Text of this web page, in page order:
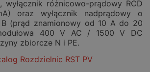
wyłącznik różnicowo-prądowy RCD
oraz wyłącznik nadprądowy o
(prąd znamionowy od 10 A do 20
400 V AC / 1500 V DC
zbiorcze N i PE.
Rozdzielnic RST PV